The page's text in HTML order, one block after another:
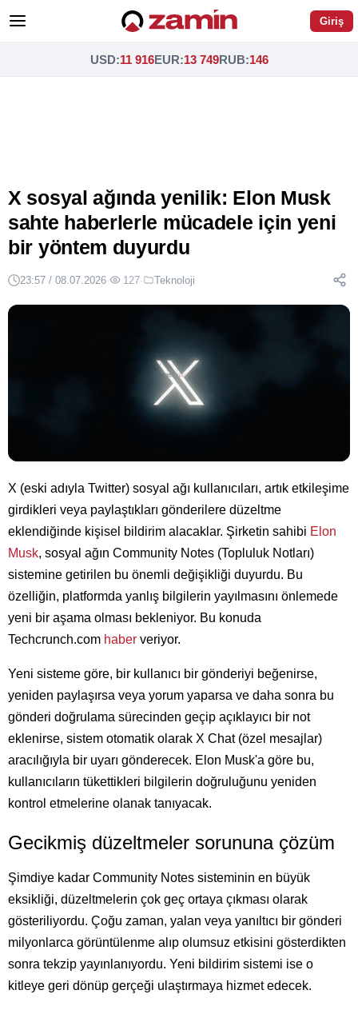
Giriş
USD:11 916EUR:13 749RUB:146
X sosyal ağında yenilik: Elon Musk
sahte haberlerle mücadele için yeni
bir yöntem duyurdu
23:57 / 08.07.2026· 127· Teknoloji
X (eski adıyla Twitter) sosyal ağı kullanıcıları, artık etkileşime
girdikleri veya paylaştıkları gönderilere düzeltme
eklendiğinde kişisel bildirim alacaklar. Şirketin sahibi Elon
Musk, sosyal ağın Community Notes (Topluluk Notları)
sistemine getirilen bu önemli değişikliği duyurdu. Bu
özelliğin, platformda yanlış bilgilerin yayılmasını önlemede
yeni bir aşama olması bekleniyor. Bu konuda
Techcrunch.com haber veriyor.
Yeni sisteme göre, bir kullanıcı bir gönderiyi beğenirse,
yeniden paylaşırsa veya yorum yaparsa ve daha sonra bu
gönderi doğrulama sürecinden geçip açıklayıcı bir not
eklenirse, sistem otomatik olarak X Chat (özel mesajlar)
aracılığıyla bir uyarı gönderecek. Elon Musk'a göre bu,
kullanıcıların tükettikleri bilgilerin doğruluğunu yeniden
kontrol etmelerine olanak tanıyacak.
Gecikmiş düzeltmeler sorununa çözüm
Şimdiye kadar Community Notes sisteminin en büyük
eksikliği, düzeltmelerin çok geç ortaya çıkması olarak
gösteriliyordu. Çoğu zaman, yalan veya yanıltıcı bir gönderi
milyonlarca görüntülenme alıp olumsuz etkisini gösterdikten
sonra tekzip yayınlanıyordu. Yeni bildirim sistemi ise o
kitleye geri dönüp gerçeği ulaştırmaya hizmet edecek.